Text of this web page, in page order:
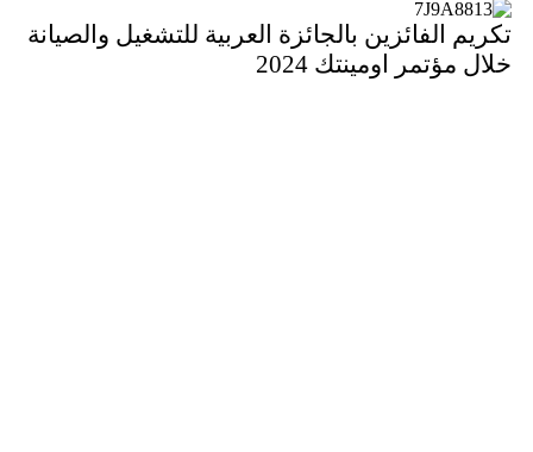
تكريم الفائزين بالجائزة العربية للتشغيل والصيانة
خلال مؤتمر اومينتك 2024